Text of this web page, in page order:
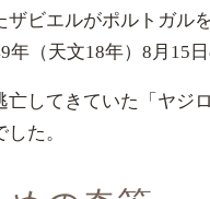
ビエルがポルトガル
（天文18年）8月15日
してきていた「ヤジ
た。